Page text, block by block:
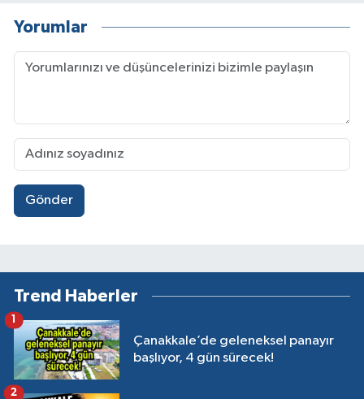
Yorumlar
Gönder
Trend Haberler
Çanakkale’de geleneksel panayır
başlıyor, 4 gün sürecek!
1
2